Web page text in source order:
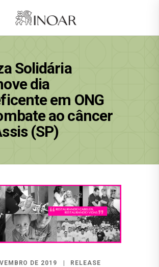
Solidária
dia
em ONG
ao câncer
(SP)
DE 2019 RELEASE